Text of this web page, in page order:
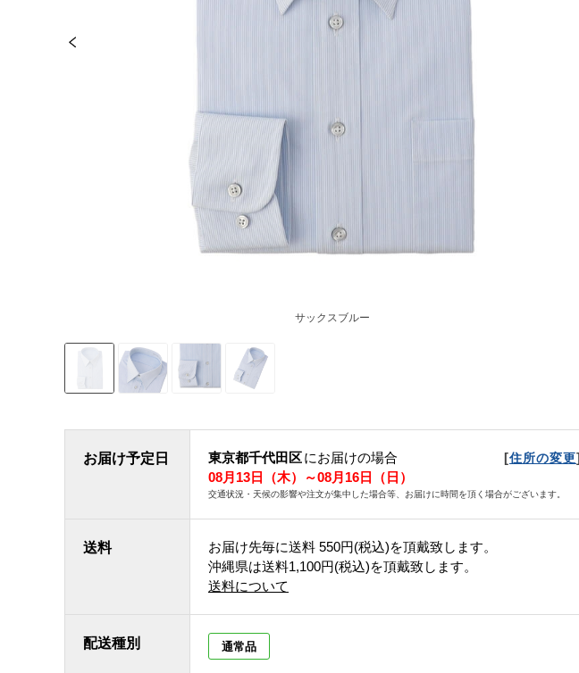
サックスブルー
お届け予定日 東京都千代田区にお届けの場合 [住所の変更
08月13日（木）～08月16日（日）
交通状況・天候の影響や注文が集中した場合等、お届けに時間を頂く場合がございます。
送料 お届け先毎に送料 550円(税込)を頂戴致します。
沖縄県は送料1,100円(税込)を頂戴致します。
送料について
配送種別 通常品